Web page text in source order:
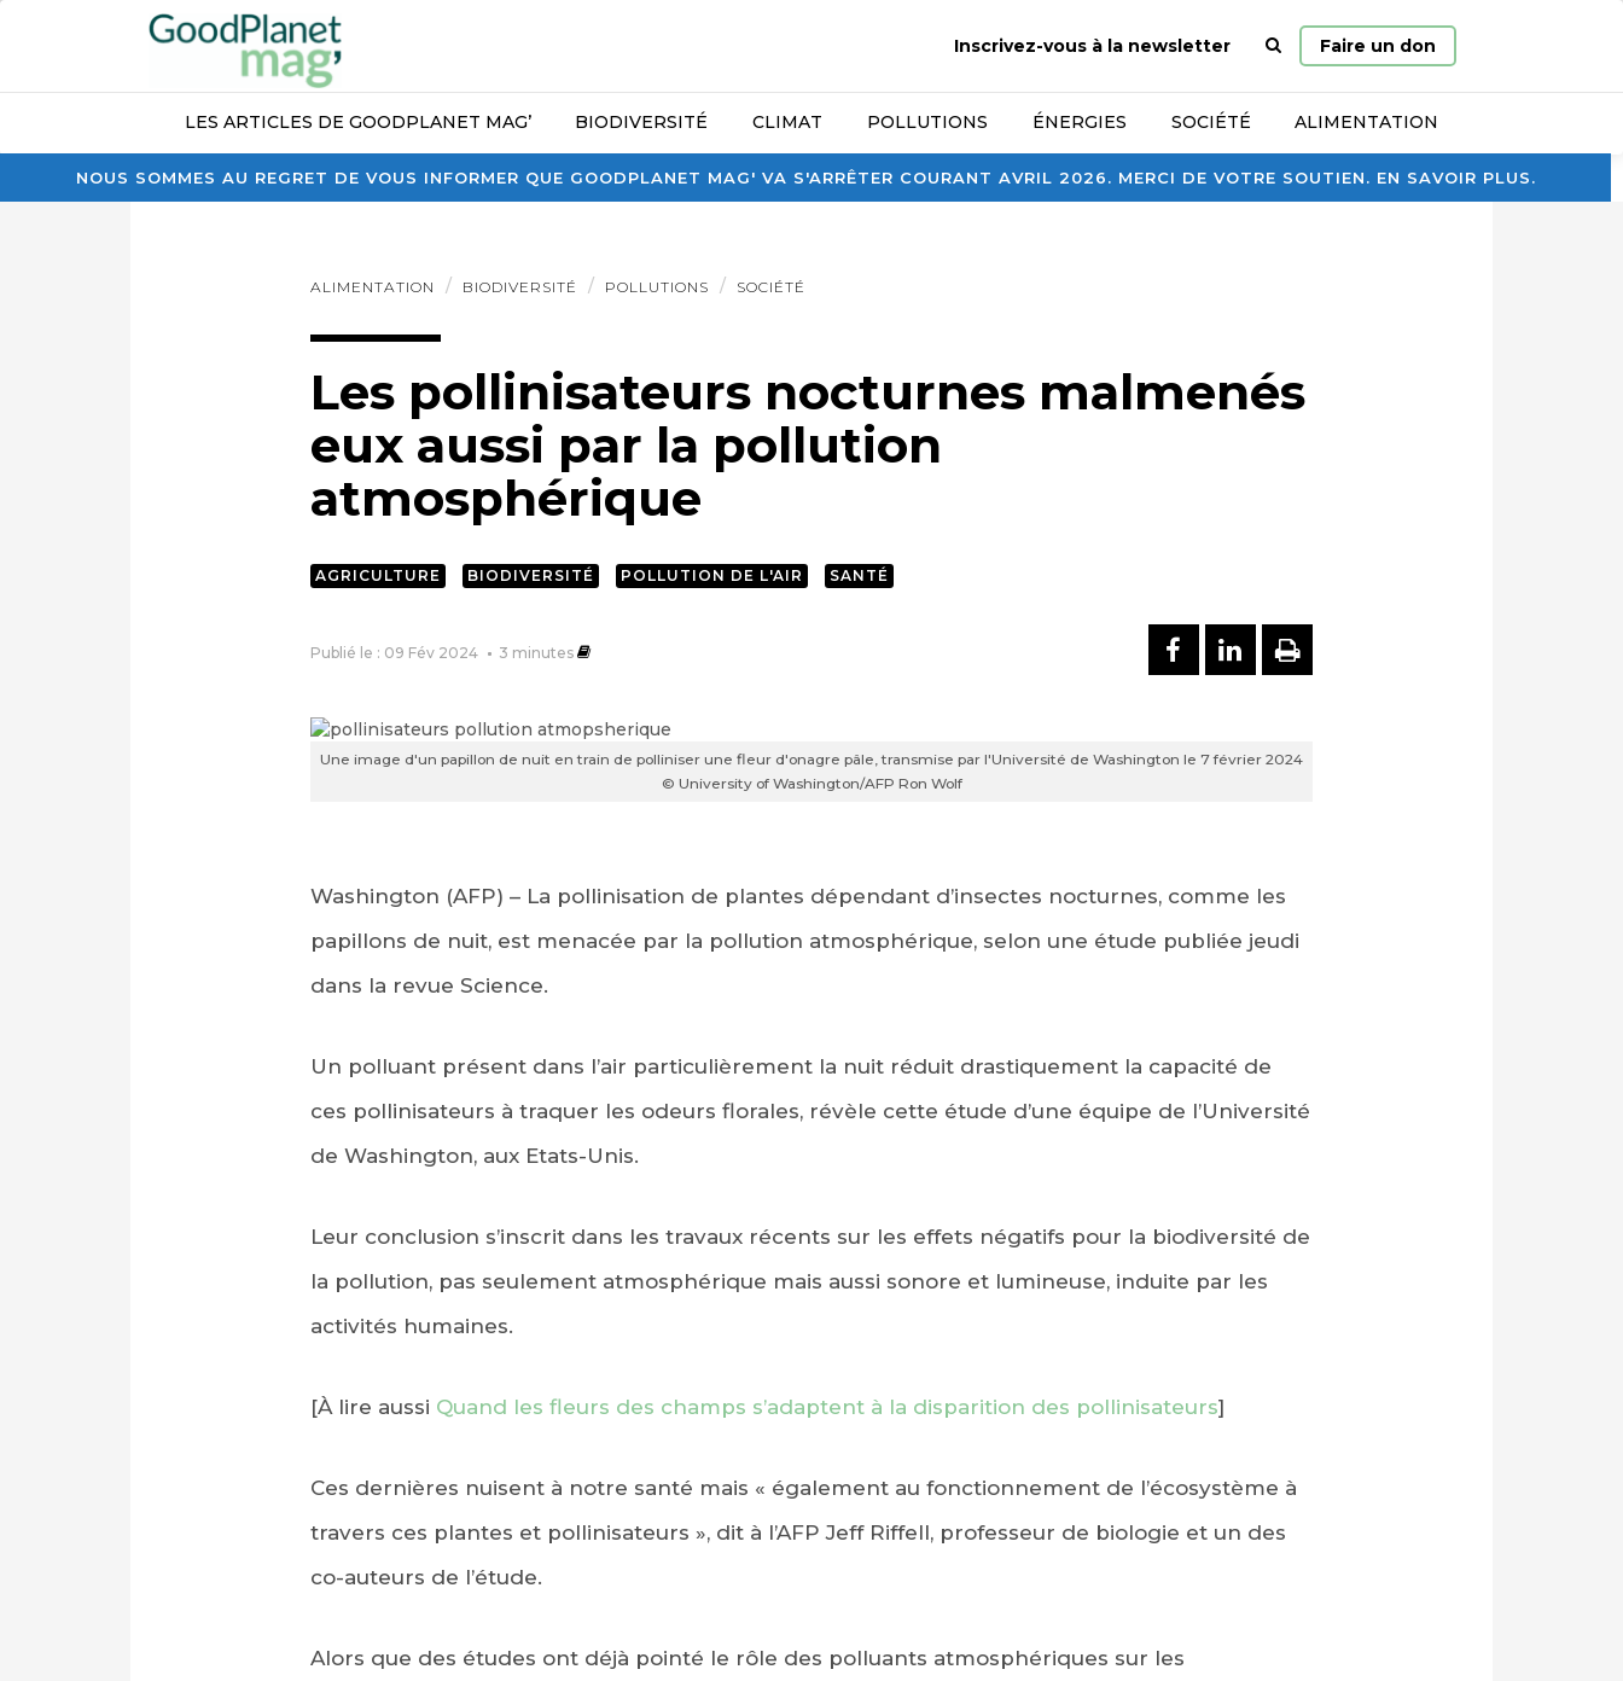
NOUS SOMMES AU REGRET DE VOUS INFORMER QUE GOODPLANET MAG' VA S'ARRÊTER COURANT AVRIL 2026. MERCI DE VOTRE SOUTIEN. EN SAVOIR PLUS.
Inscrivez-vous à la newsletter
Page
d’accueil
Faire un don
LES ARTICLES DE GOODPLANET MAG’ BIODIVERSITÉ CLIMAT POLLUTIONS ÉNERGIES SOCIÉTÉ ALIMENTATION
ALIMENTATION BIODIVERSITÉ POLLUTIONS SOCIÉTÉ
Les pollinisateurs nocturnes malmenés
eux aussi par la pollution
atmosphérique
AGRICULTURE BIODIVERSITÉ POLLUTION DE L'AIR SANTÉ
Publié le : 09 Fév 2024 3 minutes PARTAGER SUR FACEBOOK
PARTAGER SUR
IMPRIMER
Une image d'un papillon de nuit en train de polliniser une fleur d'onagre pâle, transmise par l'Université de Washington le 7 février 2024
© University of Washington/AFP Ron Wolf
Washington (AFP) – La pollinisation de plantes dépendant d’insectes nocturnes, comme les
papillons de nuit, est menacée par la pollution atmosphérique, selon une étude publiée jeudi
dans la revue Science.
Un polluant présent dans l’air particulièrement la nuit réduit drastiquement la capacité de
ces pollinisateurs à traquer les odeurs florales, révèle cette étude d’une équipe de l’Université
de Washington, aux Etats-Unis.
Leur conclusion s’inscrit dans les travaux récents sur les effets négatifs pour la biodiversité de
la pollution, pas seulement atmosphérique mais aussi sonore et lumineuse, induite par les
activités humaines.
[À lire aussi Quand les fleurs des champs s’adaptent à la disparition des pollinisateurs]
Ces dernières nuisent à notre santé mais « également au fonctionnement de l’écosystème à
travers ces plantes et pollinisateurs », dit à l’AFP Jeff Riffell, professeur de biologie et un des
co-auteurs de l’étude.
Alors que des études ont déjà pointé le rôle des polluants atmosphériques sur les